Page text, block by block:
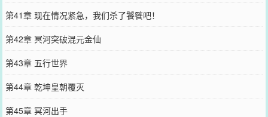
第41章 现在情况紧急，我们杀了饕餮吧！
第42章 冥河突破混元金仙
第43章 五行世界
第44章 乾坤皇朝覆灭
第45章 冥河出手